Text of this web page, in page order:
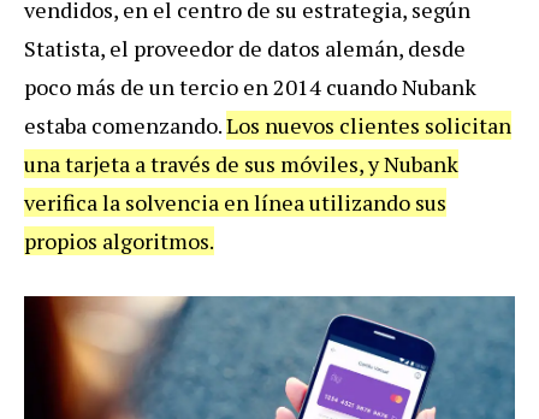
vendidos, en el centro de su estrategia, según
Statista, el proveedor de datos alemán, desde
poco más de un tercio en 2014 cuando Nubank
estaba comenzando.Los nuevos clientes solicitan
una tarjeta a través de sus móviles, y Nubank
verifica la solvencia en línea utilizando sus
propios algoritmos.